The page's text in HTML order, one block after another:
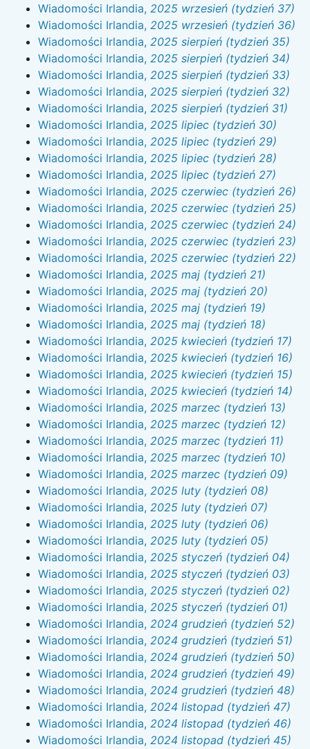
Wiadomości Irlandia, 2025 wrzesień (tydzień 37)
Wiadomości Irlandia, 2025 wrzesień (tydzień 36)
Wiadomości Irlandia, 2025 sierpień (tydzień 35)
Wiadomości Irlandia, 2025 sierpień (tydzień 34)
Wiadomości Irlandia, 2025 sierpień (tydzień 33)
Wiadomości Irlandia, 2025 sierpień (tydzień 32)
Wiadomości Irlandia, 2025 sierpień (tydzień 31)
Wiadomości Irlandia, 2025 lipiec (tydzień 30)
Wiadomości Irlandia, 2025 lipiec (tydzień 29)
Wiadomości Irlandia, 2025 lipiec (tydzień 28)
Wiadomości Irlandia, 2025 lipiec (tydzień 27)
Wiadomości Irlandia, 2025 czerwiec (tydzień 26)
Wiadomości Irlandia, 2025 czerwiec (tydzień 25)
Wiadomości Irlandia, 2025 czerwiec (tydzień 24)
Wiadomości Irlandia, 2025 czerwiec (tydzień 23)
Wiadomości Irlandia, 2025 czerwiec (tydzień 22)
Wiadomości Irlandia, 2025 maj (tydzień 21)
Wiadomości Irlandia, 2025 maj (tydzień 20)
Wiadomości Irlandia, 2025 maj (tydzień 19)
Wiadomości Irlandia, 2025 maj (tydzień 18)
Wiadomości Irlandia, 2025 kwiecień (tydzień 17)
Wiadomości Irlandia, 2025 kwiecień (tydzień 16)
Wiadomości Irlandia, 2025 kwiecień (tydzień 15)
Wiadomości Irlandia, 2025 kwiecień (tydzień 14)
Wiadomości Irlandia, 2025 marzec (tydzień 13)
Wiadomości Irlandia, 2025 marzec (tydzień 12)
Wiadomości Irlandia, 2025 marzec (tydzień 11)
Wiadomości Irlandia, 2025 marzec (tydzień 10)
Wiadomości Irlandia, 2025 marzec (tydzień 09)
Wiadomości Irlandia, 2025 luty (tydzień 08)
Wiadomości Irlandia, 2025 luty (tydzień 07)
Wiadomości Irlandia, 2025 luty (tydzień 06)
Wiadomości Irlandia, 2025 luty (tydzień 05)
Wiadomości Irlandia, 2025 styczeń (tydzień 04)
Wiadomości Irlandia, 2025 styczeń (tydzień 03)
Wiadomości Irlandia, 2025 styczeń (tydzień 02)
Wiadomości Irlandia, 2025 styczeń (tydzień 01)
Wiadomości Irlandia, 2024 grudzień (tydzień 52)
Wiadomości Irlandia, 2024 grudzień (tydzień 51)
Wiadomości Irlandia, 2024 grudzień (tydzień 50)
Wiadomości Irlandia, 2024 grudzień (tydzień 49)
Wiadomości Irlandia, 2024 grudzień (tydzień 48)
Wiadomości Irlandia, 2024 listopad (tydzień 47)
Wiadomości Irlandia, 2024 listopad (tydzień 46)
Wiadomości Irlandia, 2024 listopad (tydzień 45)